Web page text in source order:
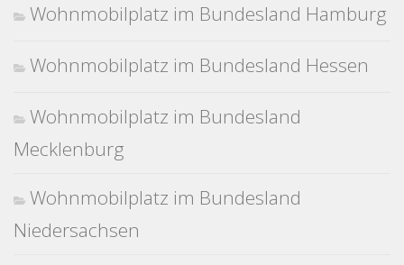
Wohnmobilplatz im Bundesland Hamburg
Wohnmobilplatz im Bundesland Hessen
Wohnmobilplatz im Bundesland
Mecklenburg
Wohnmobilplatz im Bundesland
Niedersachsen